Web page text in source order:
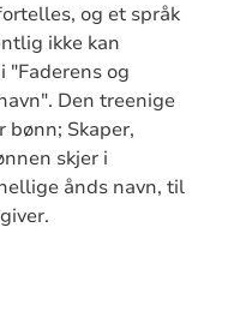
og et språk
ikke kan
"Faderens og
Den treenige
bønn; Skaper,
skjer i
ånds navn, til